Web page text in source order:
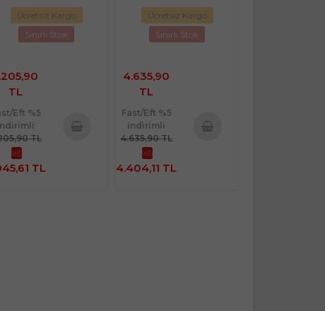
Ücretsiz Kargo
Sınırlı Stok
TL
Eft %5
TL
%5
TL
Ücretsiz Kargo
Sınırlı Stok
4.635,90
TL
Fast/Eft %5
indirimli
4.635,90 TL
%5
4.404,11 TL